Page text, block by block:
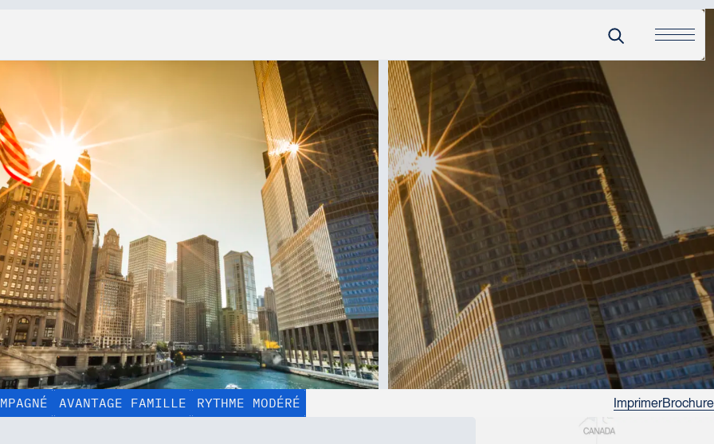
AVANTAGE FAMILLE RYTHME MODÉRÉ ImprimerBrochure
5 repas